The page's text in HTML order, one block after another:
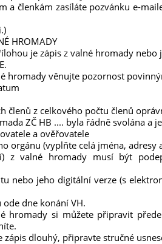
a členkám zasíláte pozvánku e-
HROMADY
je zápis z valné hromady nebo
hromady věnujte pozornost
členů z celkového počtu členů
ZČ HB .... byla řádně svolána a
a ověřovatele
orgánu (vyplňte celá jména, adresy
z valné hromady musí být
nebo jeho digitální verze (s
dne konání VH.
hromady si můžete připravit
zápis dlouhý, připravte stručné